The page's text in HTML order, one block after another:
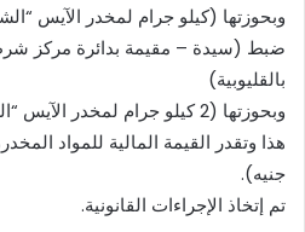
وبحوزتها (كيلو جرام لمخدر الآيس
ضبط (سيدة – مقيمة بدائرة مركز
بالقليوبية)
وبحوزتها (2 كيلو جرام لمخدر الآيس “الشابو”).
جنيه).
تم إتخاذ الإجراءات القانونية.